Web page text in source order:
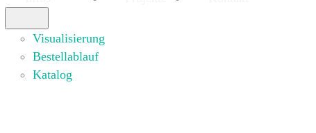
Visualisierung
Bestellablauf
Katalog